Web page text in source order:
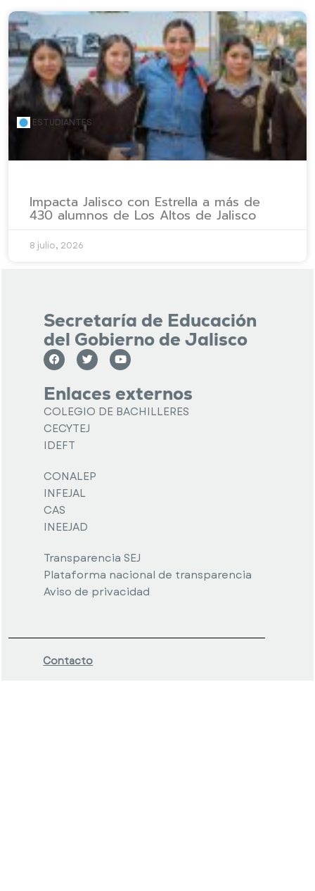
ESTUDIANTES
Impacta Jalisco con Estrella a más de
430 alumnos de Los Altos de Jalisco
8 julio, 2026
Secretaría de Educación
del Gobierno de Jalisco
Enlaces externos
COLEGIO DE BACHILLERES
CECYTEJ
IDEFT
CONALEP
INFEJAL
CAS
INEEJAD
Transparencia SEJ
Plataforma nacional de transparencia
Aviso de privacidad
Contacto